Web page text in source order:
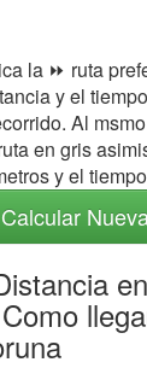
la ⏩ ruta
y el
Al
en gris
y el
Calcular